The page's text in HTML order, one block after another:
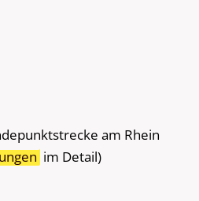
am Rhein
im Detail)